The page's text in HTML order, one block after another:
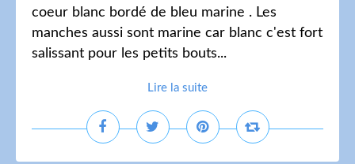
coeur blanc bordé de bleu marine . Les
manches aussi sont marine car blanc c'est fort
salissant pour les petits bouts...
Lire la suite